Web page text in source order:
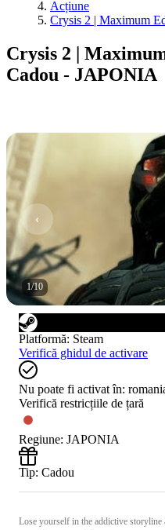
Acțiune
Crysis 2 | Maximum
Crysis 2 |
Cadou - JAPONIA
1/10
Platformă: Steam
Verifică ghidul de activare
Nu poate fi activat în:
Verifică restricțiile de țară
Regiune: JAPONIA
Tip: Cadou
Lose yourself in the addictive